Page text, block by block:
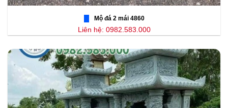
Mộ đá 2 mái 4860
Liên hệ: 0982.583.000